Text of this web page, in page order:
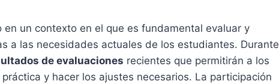
en un contexto en el que es fundamental evaluar y
a las necesidades actuales de los estudiantes. Durante
de evaluaciones recientes que permitirán a los
y hacer los ajustes necesarios. La participación